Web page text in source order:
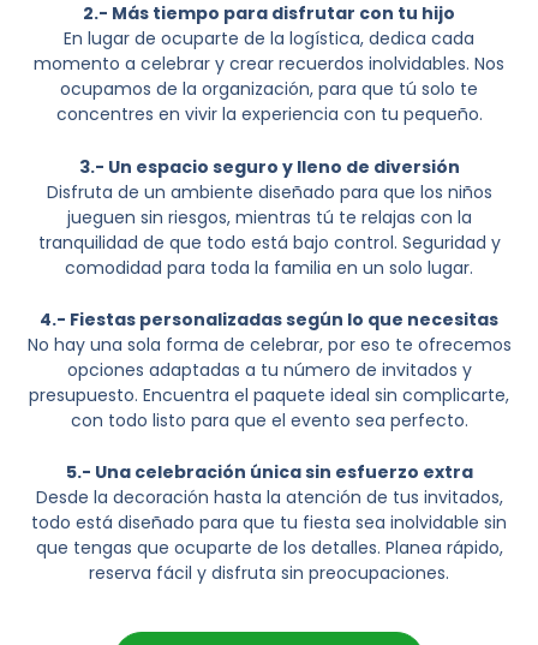
2.- Más tiempo para disfrutar con tu hijo
En lugar de ocuparte de la logística, dedica cada
momento a celebrar y crear recuerdos inolvidables. Nos
ocupamos de la organización, para que tú solo te
concentres en vivir la experiencia con tu pequeño.
3.- Un espacio seguro y lleno de diversión
Disfruta de un ambiente diseñado para que los niños
jueguen sin riesgos, mientras tú te relajas con la
tranquilidad de que todo está bajo control. Seguridad y
comodidad para toda la familia en un solo lugar.
4.- Fiestas personalizadas según lo que necesitas
No hay una sola forma de celebrar, por eso te ofrecemos
opciones adaptadas a tu número de invitados y
presupuesto. Encuentra el paquete ideal sin complicarte,
con todo listo para que el evento sea perfecto.
5.- Una celebración única sin esfuerzo extra
Desde la decoración hasta la atención de tus invitados,
todo está diseñado para que tu fiesta sea inolvidable sin
que tengas que ocuparte de los detalles. Planea rápido,
reserva fácil y disfruta sin preocupaciones.